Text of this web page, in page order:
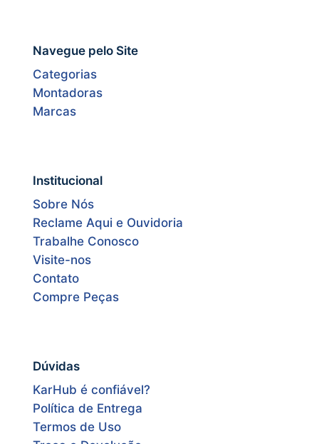
Navegue pelo Site
Categorias
Montadoras
Marcas
Institucional
Sobre Nós
Reclame Aqui e Ouvidoria
Trabalhe Conosco
Visite-nos
Contato
Compre Peças
Dúvidas
KarHub é confiável?
Política de Entrega
Termos de Uso